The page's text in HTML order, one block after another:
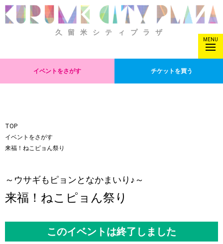
久留米シティプラザ
MENU
イベントをさがす チケットを買う
TOP
イベントをさがす
来福！ねこピョん祭り
～ウサギもピョンとなかまいり♪～
来福！ねこピョん祭り
このイベントは終了しました